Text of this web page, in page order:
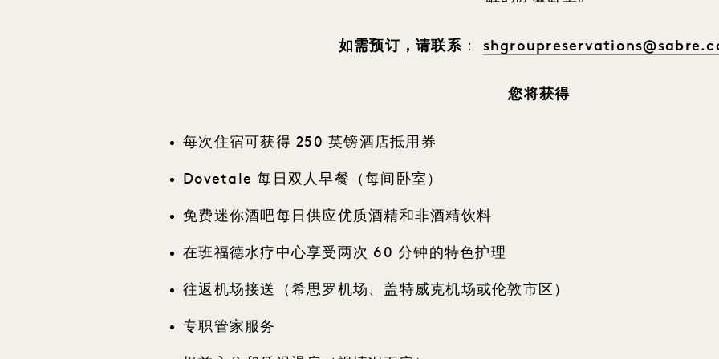
如需预订，请联系 ：
您将获得
每次住宿可获得 250 英镑酒店抵用券
Dovetale 每日双人早餐（每间卧室）
免费迷你酒吧每日供应优质酒精和非酒精饮料
在班福德水疗中心享受两次 60 分钟的特色护理
往返机场接送（希思罗机场、盖特威克机场或伦敦市区）
专职管家服务